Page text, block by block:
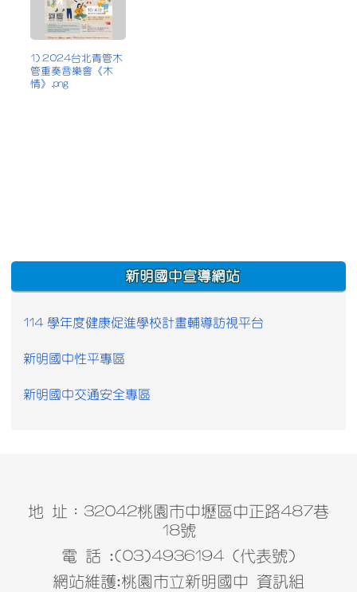
1) 2024台北青管木
管重奏音樂會《木
情》.png
:::
新明國中宣導網站
114 學年度健康促進學校計畫輔導訪視平台
新明國中性平專區
新明國中交通安全專區
地 址：32042桃園市中壢區中正路487巷
18號
電 話 :(03)4936194 (代表號)
網站維護:桃園市立新明國中 資訊組